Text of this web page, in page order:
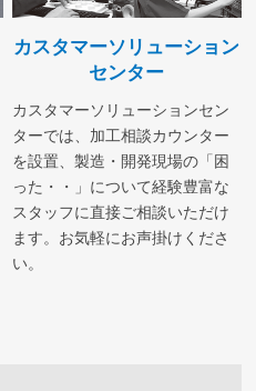
カスタマーソリューション
センター
カスタマーソリューションセン
ターでは、加工相談カウンター
を設置、製造・開発現場の「困
った・・」について経験豊富な
スタッフに直接ご相談いただけ
ます。お気軽にお声掛けくださ
い。